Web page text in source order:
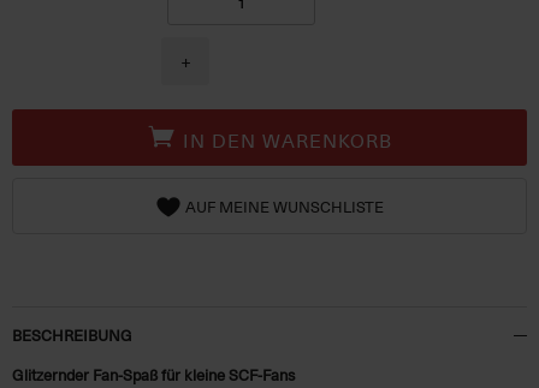
+
IN DEN WARENKORB
AUF MEINE WUNSCHLISTE
BESCHREIBUNG
Glitzernder Fan-Spaß für kleine SCF-Fans